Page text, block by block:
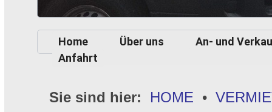
Home Über uns
An- und
Anfahrt
Sie sind hier: HOME •